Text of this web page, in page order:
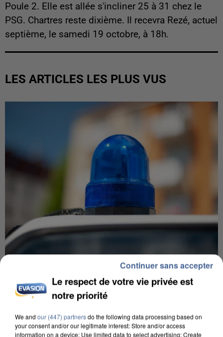
Poule 2. Elle est allée s'incliner 25 à 31 chez le
PSG. Chartres reste dixième. Il recevra Rezé, actuel
septième, le samedi 19 octobre, à 18h.
LES ARTICLES LES PLUS VUS
IL TUE SON FILS ET ENVOIE DES PHOTOS À SON
EX-COMPAGNE À NICE
Le respect de votre vie privée est
notre priorité
We and our (447) partnersdo the following data processing based on
your consent and/or our legitimate interest: Store and/or access
information on a device; Use limited data to select advertising; Create
Continuer sans accepter